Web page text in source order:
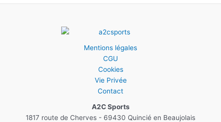
Mentions légales
CGU
Cookies
Vie Privée
Contact
A2C Sports
1817 route de Cherves - 69430 Quincié en Beaujolais